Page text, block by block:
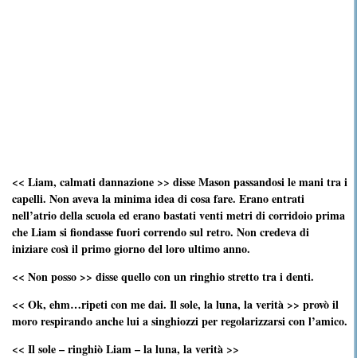
<< Liam, calmati dannazione >> disse Mason passandosi le mani tra i
capelli. Non aveva la minima idea di cosa fare. Erano entrati
nell’atrio della scuola ed erano bastati venti metri di corridoio prima
che Liam si fiondasse fuori correndo sul retro. Non credeva di
iniziare così il primo giorno del loro ultimo anno.
<< Non posso >> disse quello con un ringhio stretto tra i denti.
<< Ok, ehm…ripeti con me dai. Il sole, la luna, la verità >> provò il
moro respirando anche lui a singhiozzi per regolarizzarsi con l’amico.
<< Il sole – ringhiò Liam – la luna, la verità >>